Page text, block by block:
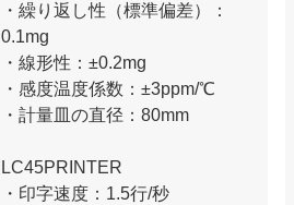
・繰り返し性（標準偏差）：
0.1mg
・線形性：±0.2mg
・感度温度係数：±3ppm/℃
・計量皿の直径：80mm
LC45PRINTER
・印字速度：1.5行/秒